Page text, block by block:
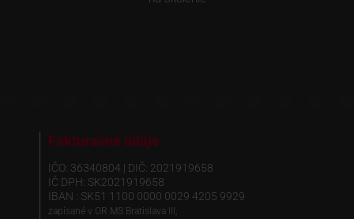
Fakturačné údaje
IČO: 36340804 | DIČ: 2021919658
IČ DPH: SK2021919658
IBAN : SK51 1100 0000 0029 4205 9929
zapísané v OR MS Bratislava III,